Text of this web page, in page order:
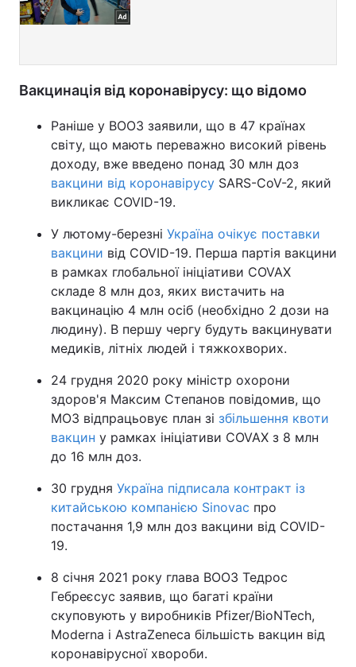
Вакцинація від коронавірусу: що відомо
Раніше у ВООЗ заявили, що в 47 країнах
світу, що мають переважно високий рівень
доходу, вже введено понад 30 млн доз
вакцини від коронавірусу SARS-CoV-2, який
викликає COVID-19.
У лютому-березні Україна очікує поставки
вакцини від COVID-19. Перша партія вакцини
в рамках глобальної ініціативи COVAX
складе 8 млн доз, яких вистачить на
вакцинацію 4 млн осіб (необхідно 2 дози на
людину). В першу чергу будуть вакцинувати
медиків, літніх людей і тяжкохворих.
24 грудня 2020 року міністр охорони
здоров'я Максим Степанов повідомив, що
МОЗ відпрацьовує план зі збільшення квоти
вакцин у рамках ініціативи COVAX з 8 млн
до 16 млн доз.
30 грудня Україна підписала контракт із
китайською компанією Sinovac про
постачання 1,9 млн доз вакцини від COVID-
19.
8 січня 2021 року глава ВООЗ Тедрос
Гебреєсус заявив, що багаті країни
скуповують у виробників Pfizer/BioNTech,
Moderna і AstraZeneca більшість вакцин від
коронавірусної хвороби.